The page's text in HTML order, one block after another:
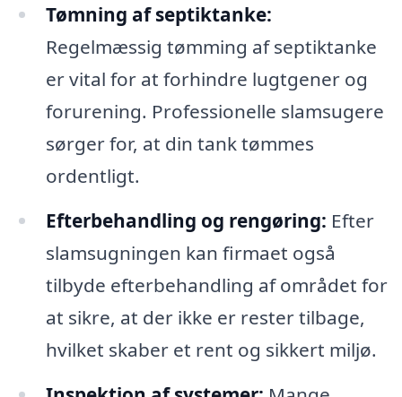
Tømning af septiktanke:
Regelmæssig tømming af septiktanke
er vital for at forhindre lugtgener og
forurening. Professionelle slamsugere
sørger for, at din tank tømmes
ordentligt.
Efterbehandling og rengøring: Efter
slamsugningen kan firmaet også
tilbyde efterbehandling af området for
at sikre, at der ikke er rester tilbage,
hvilket skaber et rent og sikkert miljø.